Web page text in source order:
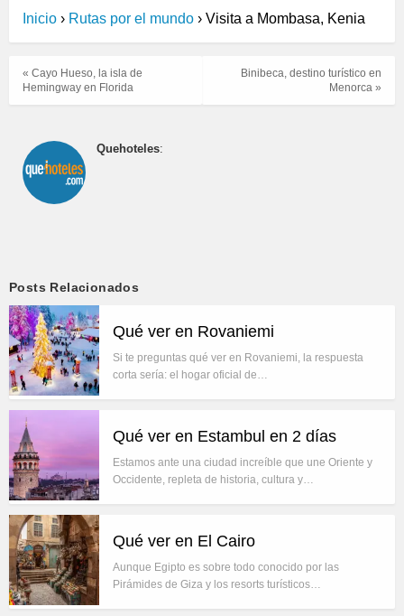
Inicio › Rutas por el mundo › Visita a Mombasa, Kenia
Binibeca, destino turístico en
Menorca »
« Cayo Hueso, la isla de
Hemingway en Florida
Quehoteles:
Posts Relacionados
Qué ver en Rovaniemi
Si te preguntas qué ver en Rovaniemi, la respuesta
corta sería: el hogar oficial de…
Qué ver en Estambul en 2 días
Estamos ante una ciudad increíble que une Oriente y
Occidente, repleta de historia, cultura y…
Qué ver en El Cairo
Aunque Egipto es sobre todo conocido por las
Pirámides de Giza y los resorts turísticos…